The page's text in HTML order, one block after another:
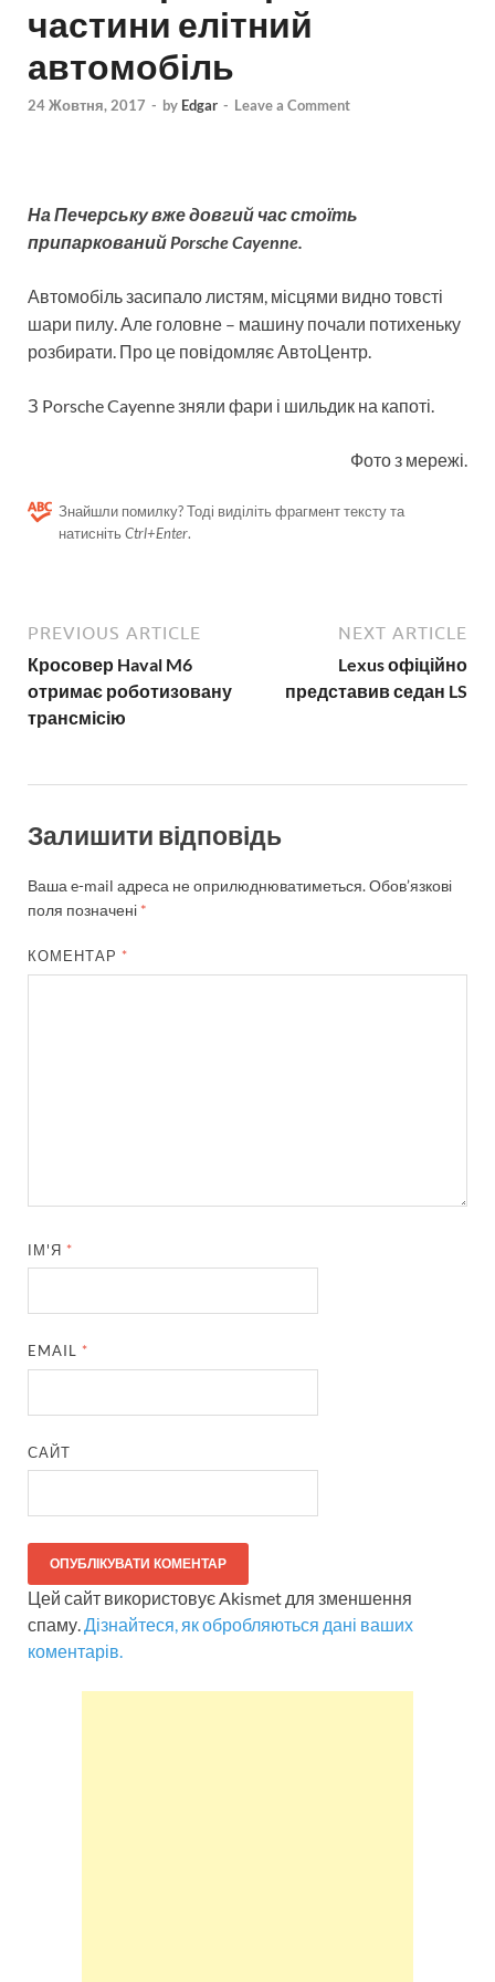
частини елітний
автомобіль
24 Жовтня, 2017 - by Edgar - Leave a Comment
На Печерську вже довгий час стоїть
припаркований Porsche Cayenne.
Автомобіль засипало листям, місцями видно товсті
шари пилу. Але головне – машину почали потихеньку
розбирати. Про це повідомляє АвтоЦентр.
З Porsche Cayenne зняли фари і шильдик на капоті.
Фото з мережі.
Знайшли помилку? Тоді виділіть фрагмент тексту та
натисніть Ctrl+Enter.
PREVIOUS ARTICLE
Кросовер Haval M6
отримає роботизовану
трансмісію
NEXT ARTICLE
Lexus офіційно
представив седан LS
Залишити відповідь
Ваша e-mail адреса не оприлюднюватиметься.Обов’язкові
поля позначені *
КОМЕНТАР *
ІМ'Я *
EMAIL *
САЙТ
Цей сайт використовує Akismet для зменшення
спаму.Дізнайтеся, як обробляються дані ваших
коментарів.